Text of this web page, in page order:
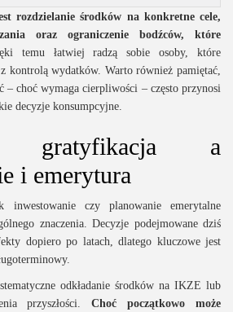
rozdzielanie środków na konkretne cele,
oraz ograniczenie bodźców, które
temu łatwiej radzą sobie osoby, które
kontrolą wydatków. Warto również pamiętać,
– choć wymaga cierpliwości – często przynosi
decyzje konsumpcyjne.
gratyfikacja a
i emerytura
czy planowanie emerytalne
znaczenia. Decyzje podejmowane dziś
dopiero po latach, dlatego kluczowe jest
odkładanie środków na IKZE lub
przyszłości.Choć początkowo może